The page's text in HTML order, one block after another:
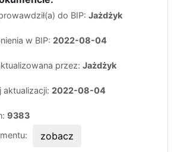
do BIP: Jażdżyk
w BIP: 2022-08-04
przez: Jażdżyk
aktualizacji: 2022-08-04
9383
zobacz